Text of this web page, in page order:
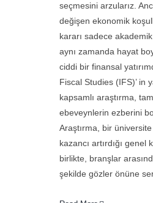
seçmesini arzularız.
değişen ekonomik
kararı sadece
aynı zamanda hayat
ciddi bir finansal
Fiscal Studies (IFS)’ in
kapsamlı araştırma,
ebeveynlerin ezberini
Araştırma, bir
kazancı artırdığı
birlikte, branşlar
şekilde gözler önüne